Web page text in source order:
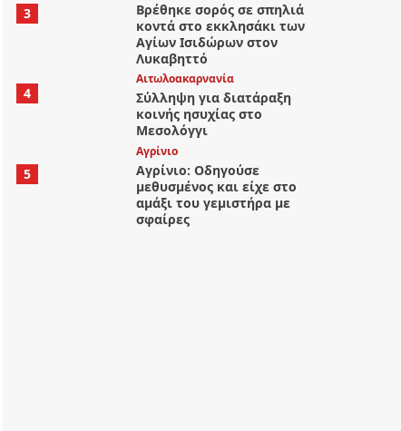
3
Βρέθηκε σορός σε σπηλιά
κοντά στο εκκλησάκι των
Αγίων Ισιδώρων στον
Λυκαβηττό
4
Αιτωλοακαρνανία
Σύλληψη για διατάραξη
κοινής ησυχίας στο
Μεσολόγγι
5
Aγρίνιο
Αγρίνιο: Οδηγούσε
μεθυσμένος και είχε στο
αμάξι του γεμιστήρα με
σφαίρες